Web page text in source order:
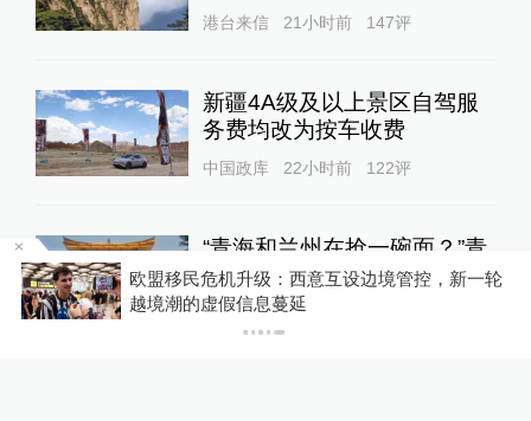
港台来信 21小时前 147评
新疆4A级及以上景区自驾服
务费均改为按车收费
中国政库 22小时前 122评
“青海和兰州在抢一碗面？”青
海媒体：这种说法，格局小了
中国政库 18小时前
欧盟移民危机升级：西意互设边境管控，新一轮
越境潮的虚假信息蔓延